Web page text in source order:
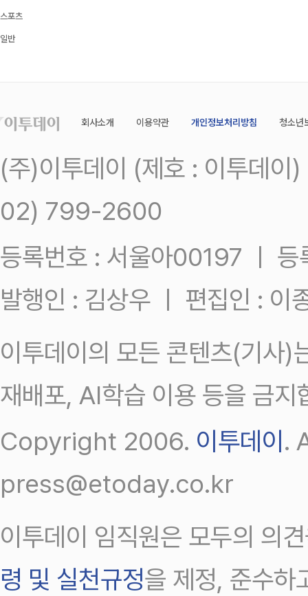
스포츠
일반
회사소개 이용약관 개인정보처리방침 청소년
(주)이투데이 (제호 : 이투데
02) 799-2600
등록번호 : 서울아00197 ㅣ
발행인 : 김상우 ㅣ 편집인 : 이
이투데이의 모든 콘텐츠(기사)
재배포, AI학습 이용 등을 금지
Copyright 2006. 이투데이 .
press@etoday.co.kr
이투데이 임직원은 모두의 의
령 및 실천규정을 제정, 준수하